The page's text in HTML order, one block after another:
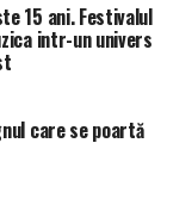
deţine.
cei mai
de AZI
15 ani. Festivalul
intr-un univers
care se poartă